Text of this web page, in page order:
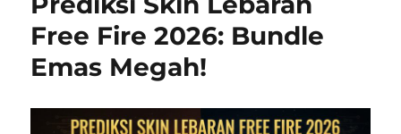
Free Fire 2026: Bundle
Emas Megah!